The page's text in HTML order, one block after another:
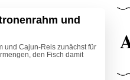
und
und Cajun-Reis zunächst für
den Fisch damit